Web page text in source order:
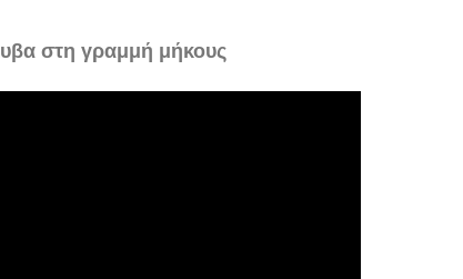
στη γραμμή μήκους